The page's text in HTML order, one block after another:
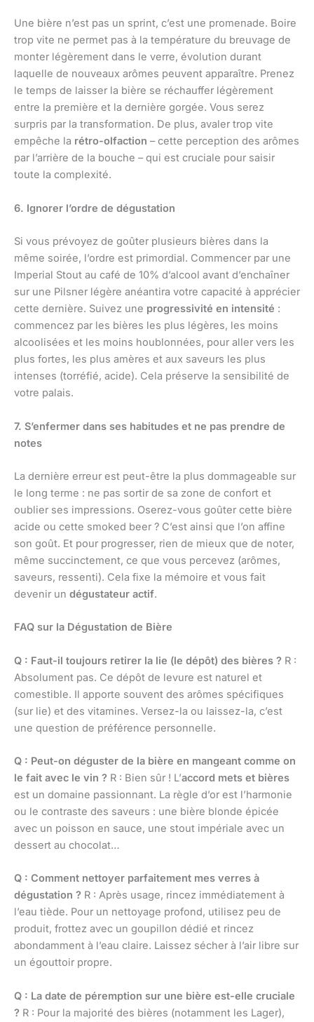
Une bière n’est pas un sprint, c’est une promenade. Boire
trop vite ne permet pas à la température du breuvage de
monter légèrement dans le verre, évolution durant
laquelle de nouveaux arômes peuvent apparaître. Prenez
le temps de laisser la bière se réchauffer légèrement
entre la première et la dernière gorgée. Vous serez
surpris par la transformation. De plus, avaler trop vite
empêche la rétro-olfaction – cette perception des arômes
par l’arrière de la bouche – qui est cruciale pour saisir
toute la complexité.
6. Ignorer l’ordre de dégustation
Si vous prévoyez de goûter plusieurs bières dans la
même soirée, l’ordre est primordial. Commencer par une
Imperial Stout au café de 10% d’alcool avant d’enchaîner
sur une Pilsner légère anéantira votre capacité à apprécier
cette dernière. Suivez une progressivité en intensité :
commencez par les bières les plus légères, les moins
alcoolisées et les moins houblonnées, pour aller vers les
plus fortes, les plus amères et aux saveurs les plus
intenses (torréfié, acide). Cela préserve la sensibilité de
votre palais.
7. S’enfermer dans ses habitudes et ne pas prendre de
notes
La dernière erreur est peut-être la plus dommageable sur
le long terme : ne pas sortir de sa zone de confort et
oublier ses impressions. Oserez-vous goûter cette bière
acide ou cette smoked beer ? C’est ainsi que l’on affine
son goût. Et pour progresser, rien de mieux que de noter,
même succinctement, ce que vous percevez (arômes,
saveurs, ressenti). Cela fixe la mémoire et vous fait
devenir un dégustateur actif.
FAQ sur la Dégustation de Bière
Q : Faut-il toujours retirer la lie (le dépôt) des bières ? R :
Absolument pas. Ce dépôt de levure est naturel et
comestible. Il apporte souvent des arômes spécifiques
(sur lie) et des vitamines. Versez-la ou laissez-la, c’est
une question de préférence personnelle.
Q : Peut-on déguster de la bière en mangeant comme on
le fait avec le vin ? R : Bien sûr ! L’accord mets et bières
est un domaine passionnant. La règle d’or est l’harmonie
ou le contraste des saveurs : une bière blonde épicée
avec un poisson en sauce, une stout impériale avec un
dessert au chocolat…
Q : Comment nettoyer parfaitement mes verres à
dégustation ? R : Après usage, rincez immédiatement à
l’eau tiède. Pour un nettoyage profond, utilisez peu de
produit, frottez avec un goupillon dédié et rincez
abondamment à l’eau claire. Laissez sécher à l’air libre sur
un égouttoir propre.
Q : La date de péremption sur une bière est-elle cruciale
? R : Pour la majorité des bières (notamment les Lager),